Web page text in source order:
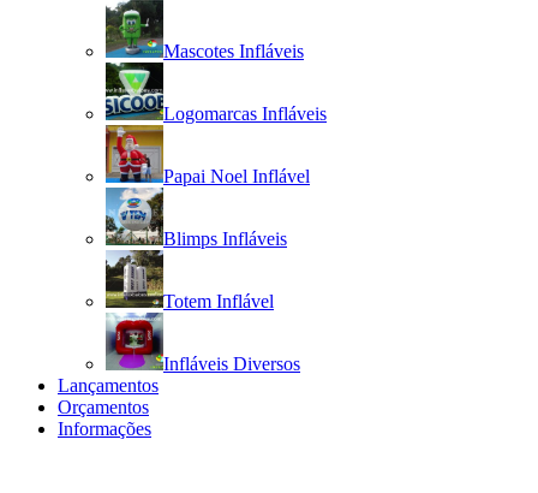
Mascotes Infláveis
Logomarcas Infláveis
Papai Noel Inflável
Blimps Infláveis
Totem Inflável
Infláveis Diversos
Lançamentos
Orçamentos
Informações